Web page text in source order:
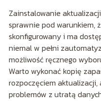
Zainstalowanie
sprawnie pod warunkiem,
skonfigurowany i ma
niemal w pełni
możliwość ręcznego
Warto wykonać kopię
rozpoczęciem
problemów z utratą